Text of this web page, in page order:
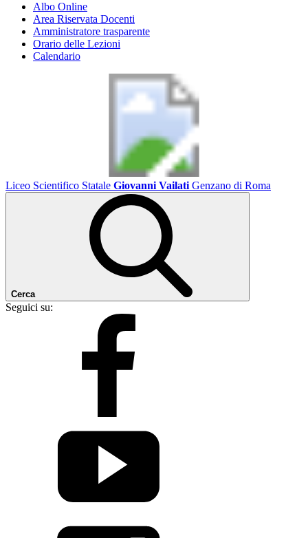
Albo Online
Area Riservata Docenti
Amministratore trasparente
Orario delle Lezioni
Calendario
Liceo Scientifico Statale Giovanni Vailati Genzano di Roma
Cerca
Seguici su: